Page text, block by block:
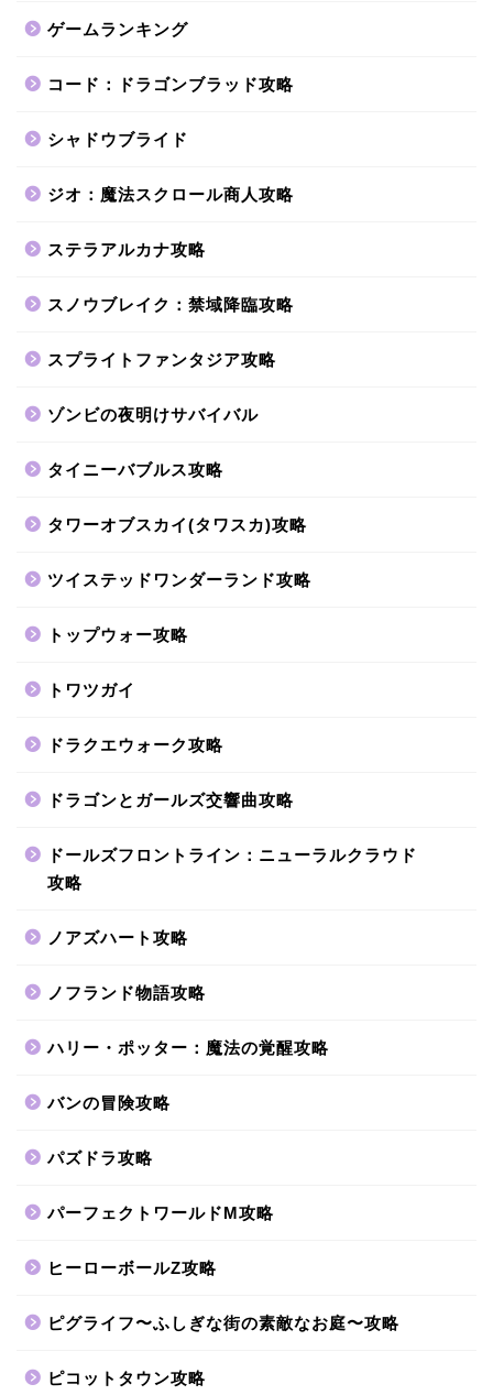
ゲームランキング
コード：ドラゴンブラッド攻略
シャドウブライド
ジオ：魔法スクロール商人攻略
ステラアルカナ攻略
スノウブレイク：禁域降臨攻略
スプライトファンタジア攻略
ゾンビの夜明けサバイバル
タイニーバブルス攻略
タワーオブスカイ(タワスカ)攻略
ツイステッドワンダーランド攻略
トップウォー攻略
トワツガイ
ドラクエウォーク攻略
ドラゴンとガールズ交響曲攻略
ドールズフロントライン：ニューラルクラウド
攻略
ノアズハート攻略
ノフランド物語攻略
ハリー・ポッター：魔法の覚醒攻略
バンの冒険攻略
パズドラ攻略
パーフェクトワールドM攻略
ヒーローボールZ攻略
ピグライフ〜ふしぎな街の素敵なお庭〜攻略
ピコットタウン攻略